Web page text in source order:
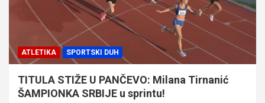
ATLETIKA SPORTSKI DUH
TITULA STIŽE U PANČEVO: Milana Tirnanić
ŠAMPIONKA SRBIJE u sprintu!